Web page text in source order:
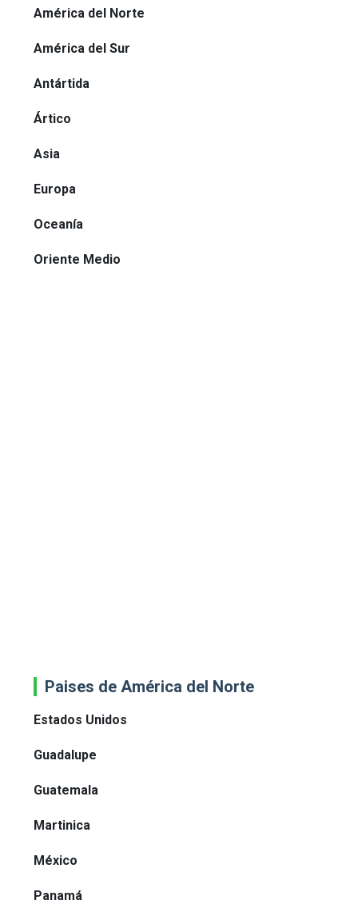
América del Norte
América del Sur
Antártida
Ártico
Asia
Europa
Oceanía
Oriente Medio
Paises de América del Norte
Estados Unidos
Guadalupe
Guatemala
Martinica
México
Panamá